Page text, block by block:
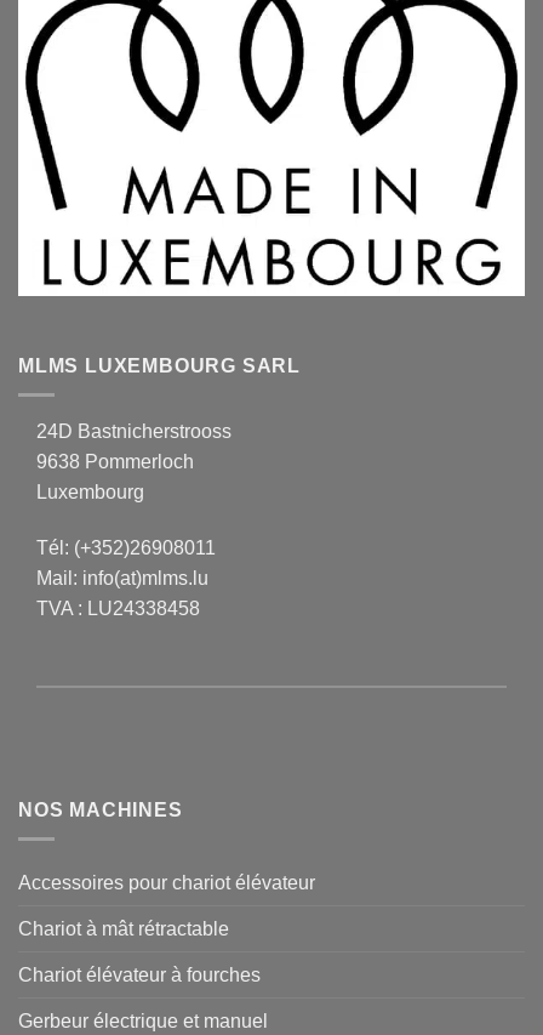
MLMS LUXEMBOURG SARL
24D Bastnicherstrooss
9638 Pommerloch
Luxembourg
Tél: (+352)26908011
Mail: info(at)mlms.lu
TVA : LU24338458
NOS MACHINES
Accessoires pour chariot élévateur
Chariot à mât rétractable
Chariot élévateur à fourches
Gerbeur électrique et manuel